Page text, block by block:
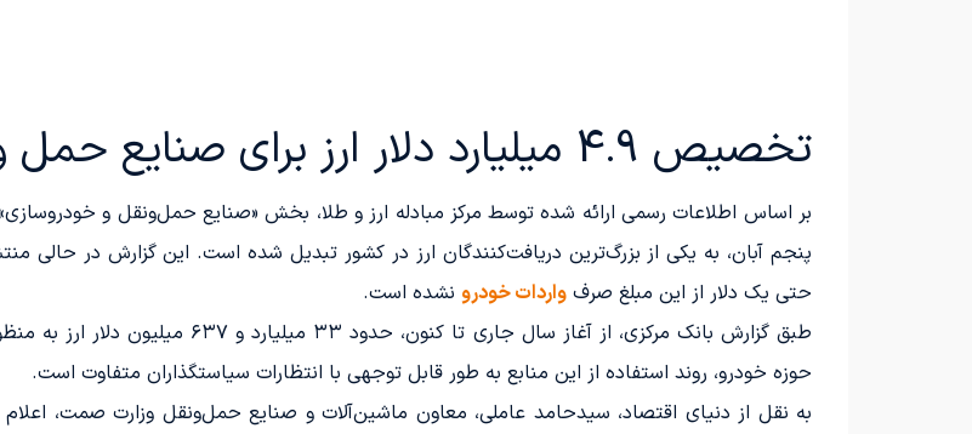
تخصیص 4.9 میلیارد دلار ارز برای صنایع حمل و نقل و مونتاژ
پنجم آبان، به یکی از بزرگ‌ترین دریافت‌کنندگان ارز در کشور تبدیل شده است. این گزارش در
حتی یک دلار از این مبلغ صرف واردات خودرو نشده است.
طبق گزارش بانک مرکزی، از آغاز سال
حوزه خودرو، روند استفاده از این منابع به طور قابل توجهی با انتظارات سیاستگذاران متفاوت است.
به نقل از دنیای اقتصاد، سیدحامد عاملی، معاون ماشین‌آلات و صنایع حمل‌ونقل وزارت صمت،